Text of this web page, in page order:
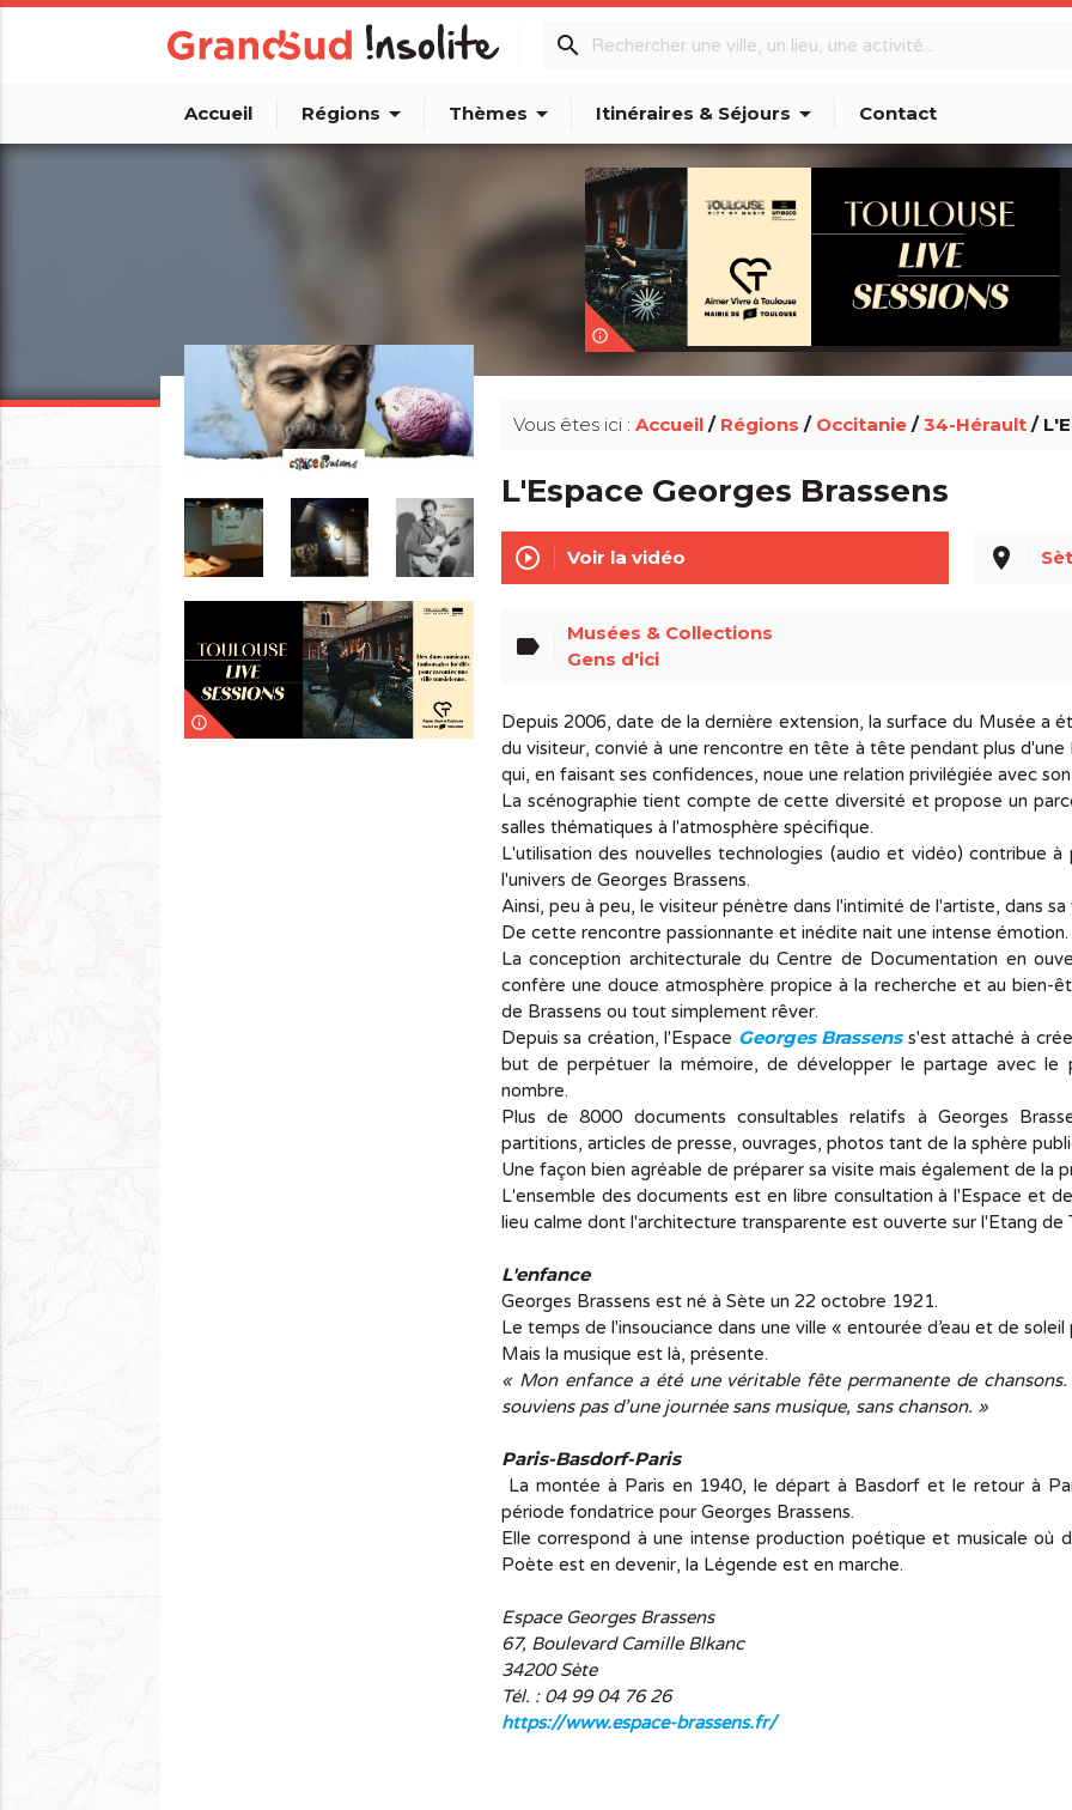
search
Accueil Régions arrow_drop_down Thèmes arrow_drop_down Itinéraires & Séjours arrow_drop_down Contact
info_outline
info_outline
Vous êtes ici : Accueil/ Régions / Occitanie/ 34-Hérault/
L'Espace Georges Brassens
play_circle_outline Voir la vidéo place
label
Musées & Collections
Gens d'ici
Depuis 2006, date de la dernière extension, la surface du Musée a
du visiteur, convié à une rencontre en tête à tête pendant plus d'une
qui, en faisant ses confidences, noue une relation privilégiée avec
La scénographie tient compte de cette diversité et propose un
salles thématiques à l'atmosphère spécifique.
L'utilisation des nouvelles technologies (audio et vidéo) contribue
l'univers de Georges Brassens.
Ainsi, peu à peu, le visiteur pénètre dans l'intimité de l'artiste, dans
De cette rencontre passionnante et inédite nait une intense émotion.
La conception architecturale du Centre de Documentation en
confère une douce atmosphère propice à la recherche et au bien-
de Brassens ou tout simplement rêver.
Depuis sa création, l'Espace Georges Brassenss'est attaché à
but de perpétuer la mémoire, de développer le partage avec
nombre.
Plus de 8000 documents consultables relatifs à Georges
partitions, articles de presse, ouvrages, photos tant de la sphère
Une façon bien agréable de préparer sa visite mais également de la
L'ensemble des documents est en libre consultation à l'Espace et
lieu calme dont l'architecture transparente est ouverte sur l'Etang de
L'enfance
Georges Brassens est né à Sète un 22 octobre 1921.
Le temps de l'insouciance dans une ville « entourée d’eau et de
Mais la musique est là, présente.
« Mon enfance a été une véritable fête permanente de
souviens pas d’une journée sans musique, sans chanson. »
Paris-Basdorf-Paris
La montée à Paris en 1940, le départ à Basdorf et le retour à
période fondatrice pour Georges Brassens.
Elle correspond à une intense production poétique et musicale où
Poète est en devenir, la Légende est en marche.
Espace Georges Brassens
67, Boulevard Camille Blkanc
34200 Sète
Tél. : 04 99 04 76 26
https://www.espace-brassens.fr/